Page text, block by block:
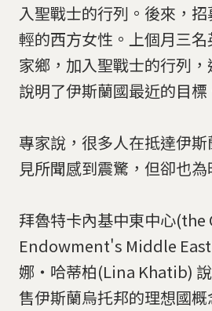
入聖戰士的行列。後來，
輕的西方女性。上個月三
家鄉，加入聖戰士的行列
說明了伊斯蘭國最近的目標
專家說，很多人在抵達伊
見所聞感到震驚，但卻也為
拜魯特卡內基中東中心(the
Endowment's Middle
娜‧哈蒂柏(Lina Khatib)
售伊斯蘭烏托邦的理想國